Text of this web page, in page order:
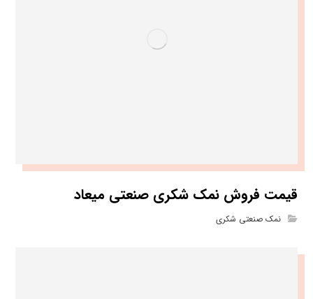
قیمت فروش نمک شکری صنعتی میعاد
نمک صنعتی شکری